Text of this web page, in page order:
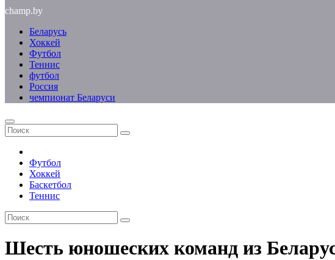
champ.by
Беларусь
Хоккей
Футбол
Теннис
футбол
Россия
чемпионат Беларуси
Футбол
Хоккей
Баскетбол
Теннис
Шесть юношеских команд из